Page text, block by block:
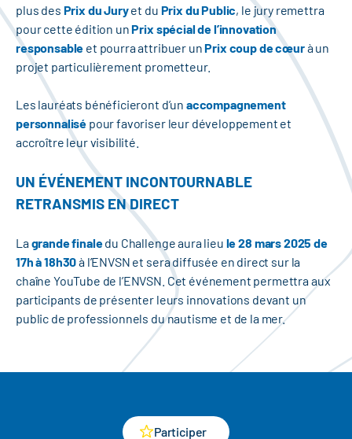
plus des Prix du Juryet du Prix du Public, le jury remettra
pour cette édition unPrix spécial de l’innovation
responsable et pourra attribuer unPrix coup de cœurà un
projet particulièrement prometteur.
Les lauréats bénéficieront d’un accompagnement
personnalisé pour favoriser leur développement et
accroître leur visibilité.
UN ÉVÉNEMENT INCONTOURNABLE
RETRANSMIS EN DIRECT
Lagrande finaledu Challenge aura lieu le 28 mars 2025 de
17h à 18h30à l’ENVSN et sera diffusée en direct sur la
chaîne YouTube de l’ENVSN. Cet événement permettra aux
participants de présenter leurs innovations devant un
public de professionnels du nautisme et de la mer.
Participer